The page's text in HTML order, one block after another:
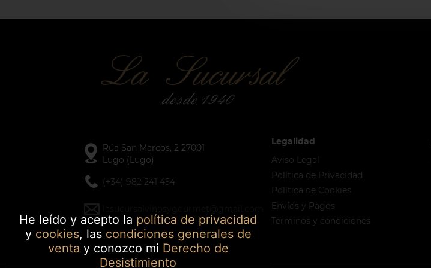
He leído y acepto la política de privacidad
y cookies, las condiciones generales de
venta y conozco mi Derecho de
Desistimiento
Rúa San Marcos, 2 27001
Lugo (Lugo)
(+34) 982 241 454
Legalidad
Aviso Legal
Política de Privacidad
Política de Cookies
Envíos y Pagos
Términos y condiciones